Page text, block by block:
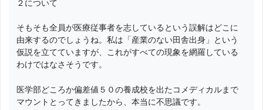
２について
そもそも全員が医療従事者を志しているという誤解はどこに
由来するのでしょうね。私は「産業のない田舎出身」という
仮説を立てていますが、これがすべての現象を網羅している
わけではなさそうです。
医学部どころか偏差値５０の養成校を出たコメディカルまで
マウントとってきましたから、本当に不思議です。